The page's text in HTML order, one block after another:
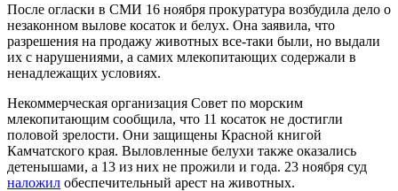
После огласки в СМИ 16 ноября прокуратура возбудила дело о
незаконном вылове косаток и белух. Она заявила, что
разрешения на продажу животных все-таки были, но выдали
их с нарушениями, а самих млекопитающих содержали в
ненадлежащих условиях.
Некоммерческая организация Совет по морским
млекопитающим сообщила, что 11 косаток не достигли
половой зрелости. Они защищены Красной книгой
Камчатского края. Выловленные белухи также оказались
детенышами, а 13 из них не прожили и года. 23 ноября суд
наложил обеспечительный арест на животных.